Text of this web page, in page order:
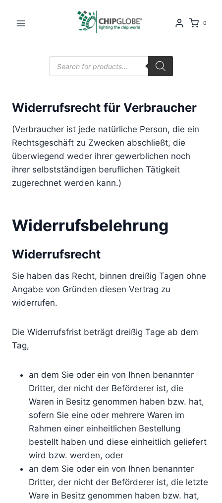
Inhalt
0
Products
search
Widerrufsrecht für Verbraucher
(Verbraucher ist jede natürliche Person, die ein
Rechtsgeschäft zu Zwecken abschließt, die
überwiegend weder ihrer gewerblichen noch
ihrer selbstständigen beruflichen Tätigkeit
zugerechnet werden kann.)
Widerrufsbelehrung
Widerrufsrecht
Sie haben das Recht, binnen dreißig Tagen ohne
Angabe von Gründen diesen Vertrag zu
widerrufen.
Die Widerrufsfrist beträgt dreißig Tage ab dem
Tag,
an dem Sie oder ein von Ihnen benannter
Dritter, der nicht der Beförderer ist, die
Waren in Besitz genommen haben bzw. hat,
sofern Sie eine oder mehrere Waren im
Rahmen einer einheitlichen Bestellung
bestellt haben und diese einheitlich geliefert
wird bzw. werden, oder
an dem Sie oder ein von Ihnen benannter
Dritter, der nicht der Beförderer ist, die letzte
Ware in Besitz genommen haben bzw. hat,